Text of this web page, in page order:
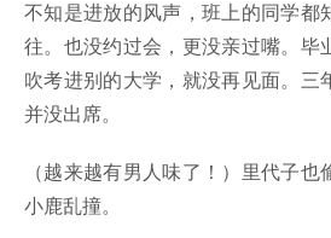
不知是进放的风声，班上的同学都
往。也没约过会，更没亲过嘴。毕
吹考进别的大学，就没再见面。三
并没出席。
（越来越有男人味了！）里代子
小鹿乱撞。